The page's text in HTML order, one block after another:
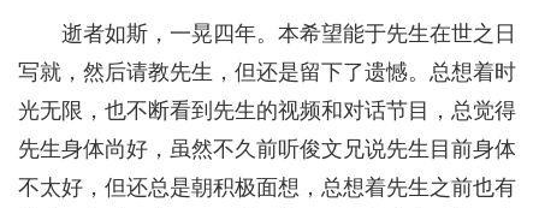
逝者如斯，一晃四年。本希望能于先生在世之日
写就，然后请教先生，但还是留下了遗憾。总想着时
光无限，也不断看到先生的视频和对话节目，总觉得
先生身体尚好，虽然不久前听俊文兄说先生目前身体
不太好，但还总是朝积极面想，总想着先生之前也有